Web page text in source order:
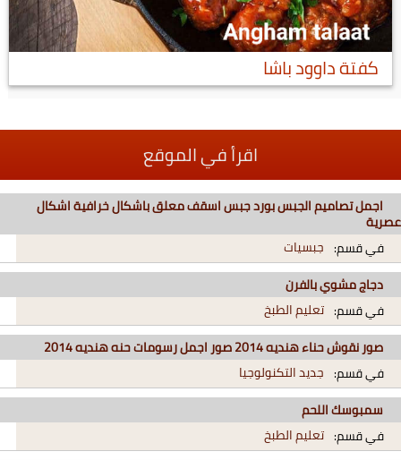
كفتة داوود باشا
اقرأ في الموقع
اجمل تصاميم الجبس بورد جبس اسقف معلق باشكال خرافية اشكال
عصرية
في قسم: جبسيات
دجاج مشوي بالفرن
في قسم: تعليم الطبخ
صور نقوش حناء هنديه 2014 صور اجمل رسومات حنه هنديه 2014
في قسم: جديد التكنولوجيا
سمبوسك اللحم
في قسم: تعليم الطبخ